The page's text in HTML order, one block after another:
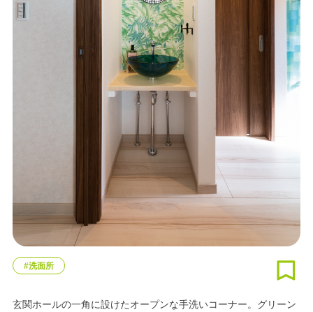
#洗面所
玄関ホールの一角に設けたオープンな手洗いコーナー。グリーン